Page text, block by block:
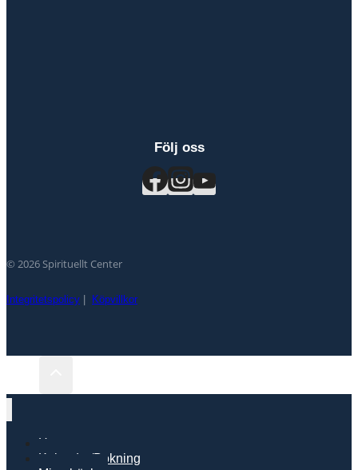
Följ oss
© 2026 Spirituellt Center
Integritetspolicy Köpvillkor
Hem
Kalender/Bokning